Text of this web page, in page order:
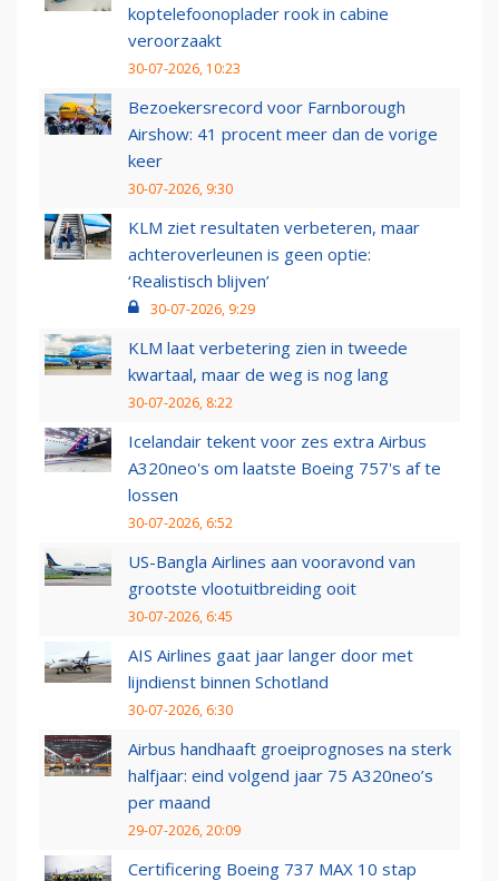
koptelefoonoplader rook in cabine
veroorzaakt
30-07-2026, 10:23
Bezoekersrecord voor Farnborough
Airshow: 41 procent meer dan de vorige
keer
30-07-2026, 9:30
KLM ziet resultaten verbeteren, maar
achteroverleunen is geen optie:
‘Realistisch blijven’
30-07-2026, 9:29
KLM laat verbetering zien in tweede
kwartaal, maar de weg is nog lang
30-07-2026, 8:22
Icelandair tekent voor zes extra Airbus
A320neo's om laatste Boeing 757's af te
lossen
30-07-2026, 6:52
US-Bangla Airlines aan vooravond van
grootste vlootuitbreiding ooit
30-07-2026, 6:45
AIS Airlines gaat jaar langer door met
lijndienst binnen Schotland
30-07-2026, 6:30
Airbus handhaaft groeiprognoses na sterk
halfjaar: eind volgend jaar 75 A320neo’s
per maand
29-07-2026, 20:09
Certificering Boeing 737 MAX 10 stap